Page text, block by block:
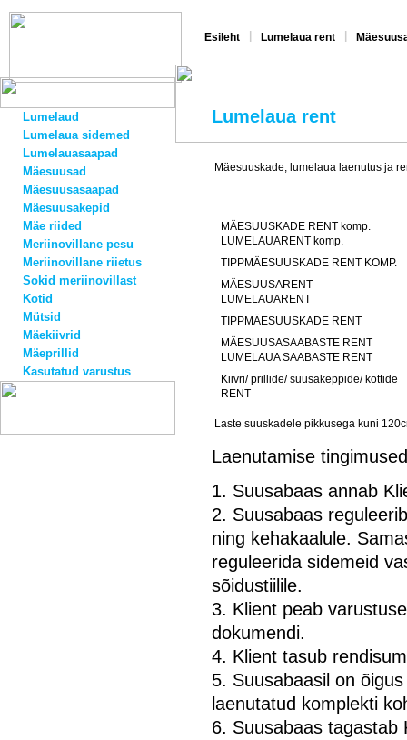
Esileht Lumelaua rent
Lumelaud
Lumelaua sidemed
Lumelauasaapad
Mäesuusad
Mäesuusasaapad
Mäesuusakepid
Mäe riided
Meriinovillane pesu
Meriinovillane riietus
Sokid meriinovillast
Kotid
Mütsid
Mäekiivrid
Mäeprillid
Kasutatud varustus
Lumelaua rent
Mäesuuskade, lumelaua laenutus ja
MÄESUUSKADE RENT komp.
LUMELAUARENT komp.
TIPPMÄESUUSKADE RENT KOMP.
MÄESUUSARENT
LUMELAUARENT
TIPPMÄESUUSKADE RENT
MÄESUUSASAABASTE RENT
LUMELAUA SAABASTE RENT
Kiivri/ prillide/ suusakeppide/ kottide
RENT
Laste suuskadele pikkusega kuni
Laenutamise tingimused
1. Suusabaas annab
2. Suusabaas
ning kehakaalule.
reguleerida sidemeid
sõidustiilile.
3. Klient peab
dokumendi.
4. Klient tasub
5. Suusabaasil on
laenutatud komplekti
6. Suusabaas tagastab